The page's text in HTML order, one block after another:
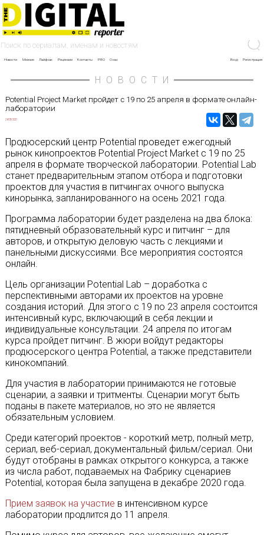
Новости Мнение Лайфхак Рецензии Контакты PRO О нас Вход Регистрация
НОВОСТИ
Potential Project Market пройдет c 19 по 25 апреля в формате онлайн-
лаборатории
24/03/2021
Продюсерский центр Potential проведет ежегодный
рынок кинопроектов Potential Project Market c 19 по 25
апреля в формате творческой лаборатории. Potential Lab
станет предварительным этапом отбора и подготовки
проектов для участия в питчингах очного выпуска
кинорынка, запланированного на осень 2021 года.
Программа лаборатории будет разделена на два блока:
пятидневный образовательный курс и питчинг – для
авторов, и открытую деловую часть с лекциями и
панельными дискуссиями. Все мероприятия состоятся
онлайн.
Цель организации Potential Lab – доработка с
перспективными авторами их проектов на уровне
создания историй. Для этого с 19 по 23 апреля состоится
интенсивный курс, включающий в себя лекции и
индивидуальные консультации. 24 апреля по итогам
курса пройдет питчинг. В жюри войдут редакторы
продюсерского центра Potential, а также представители
кинокомпаний.
Для участия в лаборатории принимаются не готовые
сценарии, а заявки и тритменты. Сценарии могут быть
поданы в пакете материалов, но это не является
обязательным условием.
Среди категорий проектов - короткий метр, полный метр,
сериал, веб-сериал, документальный фильм/сериал. Они
будут отобраны в рамках открытого конкурса, а также
из числа работ, подаваемых на Фабрику сценариев
Potential, которая была запущена в декабре 2020 года.
Прием заявок на участие в интенсивном курсе
лаборатории продлится до 11 апреля.